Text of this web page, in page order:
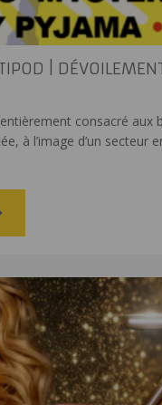
|
consacré aux
à l’image d’un